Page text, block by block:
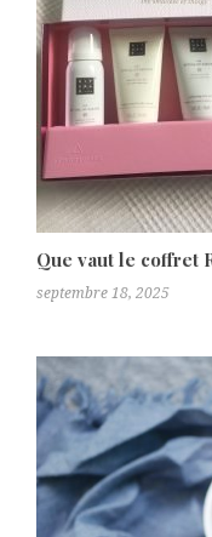
Que vaut le coffret
septembre 18, 2025